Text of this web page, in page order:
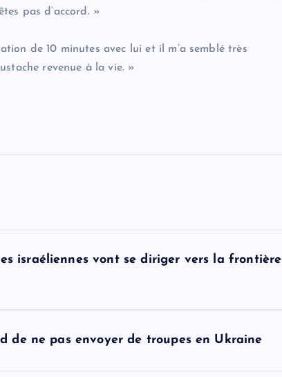
pas d’accord. »
de 10 minutes avec lui et il m’a semblé très
revenue à la vie. »
israéliennes vont se diriger vers la frontière
de ne pas envoyer de troupes en Ukraine